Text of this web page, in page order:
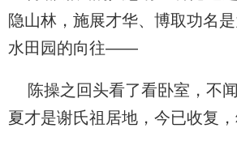
隐山林，施展才华、博取功名
水田园的向往——
陈操之回头看了看卧室，不
夏才是谢氏祖居地，今已收复